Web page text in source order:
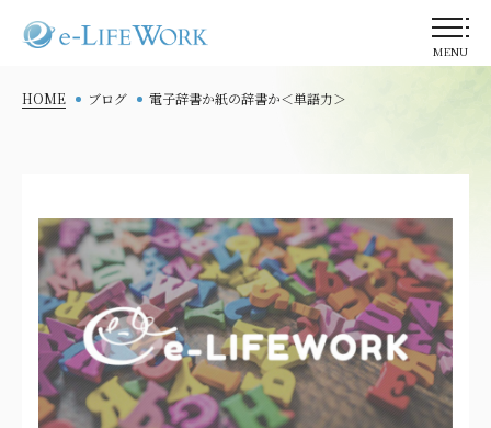
MENU
HOME ブログ 電子辞書か紙の辞書か＜単語力＞